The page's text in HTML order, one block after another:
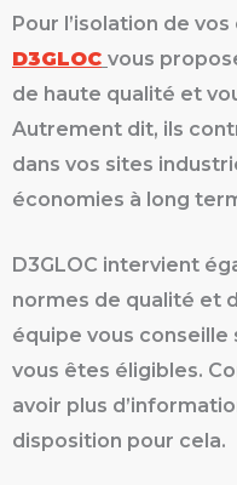
Pour l’isolation de
D3GLOC vous
de haute qualité et
Autrement dit, ils
dans vos sites
économies à long
D3GLOC intervient
normes de qualité et
équipe vous
vous êtes éligibles.
avoir plus
disposition pour cela.